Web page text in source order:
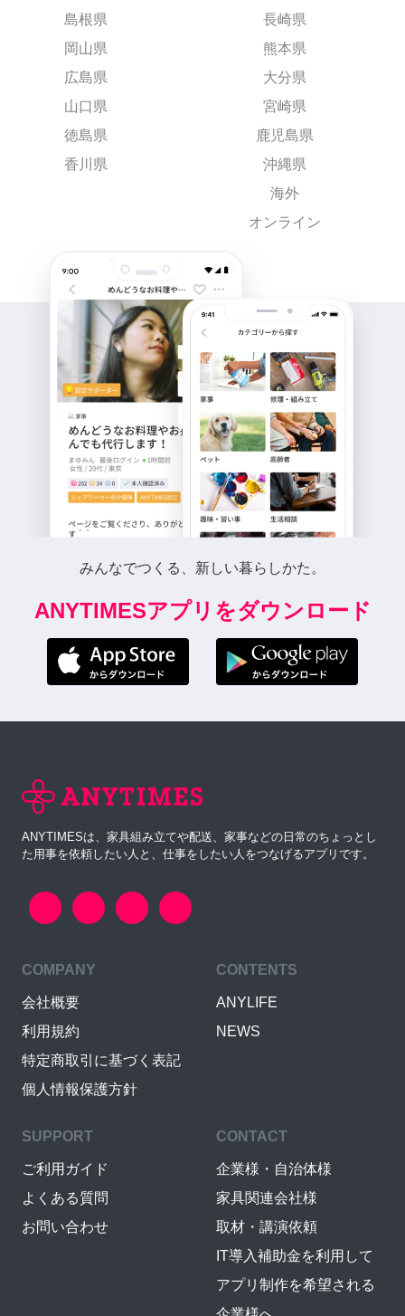
島根県
岡山県
広島県
山口県
徳島県
香川県
長崎県
熊本県
大分県
宮崎県
鹿児島県
沖縄県
海外
オンライン
みんなでつくる、新しい暮らしかた。
ANYTIMESアプリをダウンロード
ANYTIMESは、家具組み立てや配送、家事などの日常のちょっとし
た用事を依頼したい人と、仕事をしたい人をつなげるアプリです。
COMPANY
会社概要
利用規約
特定商取引に基づく表記
個人情報保護方針
CONTENTS
ANYLIFE
NEWS
SUPPORT
ご利用ガイド
よくある質問
お問い合わせ
CONTACT
企業様・自治体様
家具関連会社様
取材・講演依頼
IT導入補助金を利用して
アプリ制作を希望される